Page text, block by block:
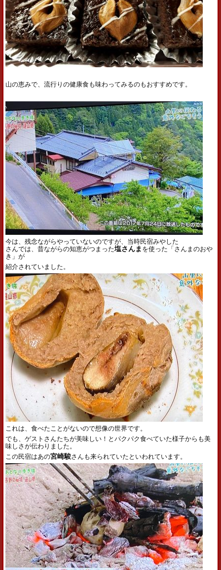
山の恵みで、流行りの健康食も味わってみるのもおすすめです。
今は、残念ながらやっていないのですが、当時民宿みやした
さんでは、昔ながらの知恵がつまった塩さんま を使った「さんまのおや
き」が
紹介されていました。
これは、食べたことがないので想像の世界です。
でも、ゲストさんたちが美味しい！とパクパク食べていた様子からも美
味しさが伝わりました。
この民宿はあの宮崎駿さんも来られていたといわれています。